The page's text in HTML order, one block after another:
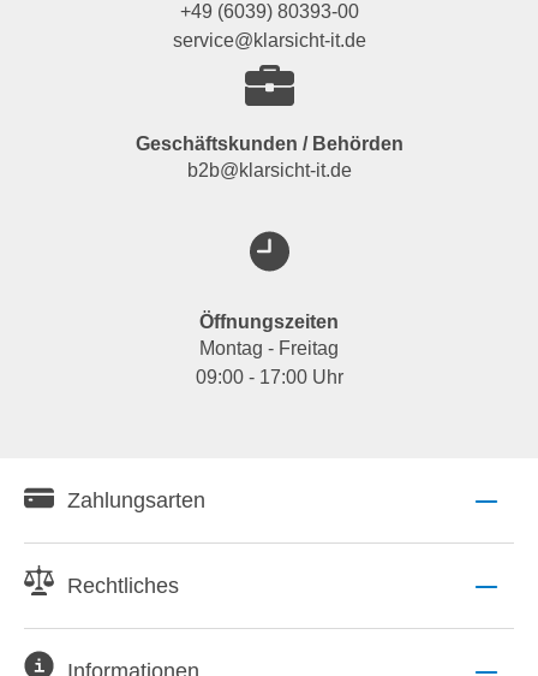
+49 (6039) 80393-00
service@klarsicht-it.de
Geschäftskunden / Behörden
b2b@klarsicht-it.de
Öffnungszeiten
Montag - Freitag
09:00 - 17:00 Uhr
Zahlungsarten
Rechtliches